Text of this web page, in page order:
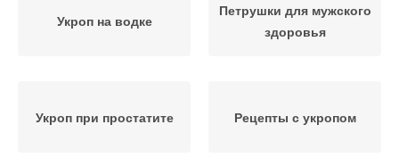
Укроп на водке
Петрушки для мужского
здоровья
Укроп при простатите Рецепты с укропом